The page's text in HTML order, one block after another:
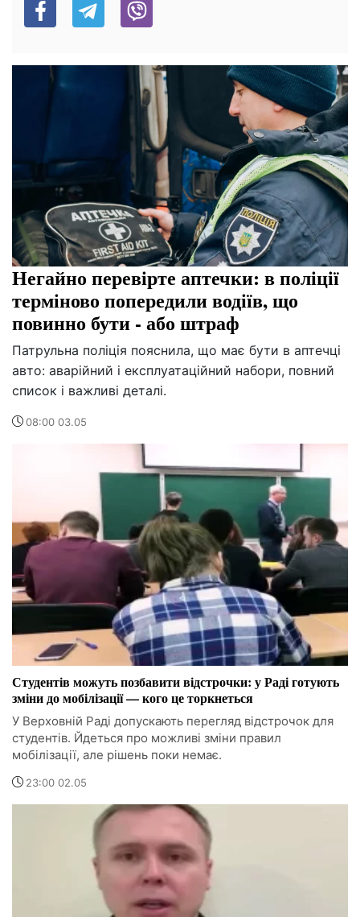
Негайно перевірте аптечки: в поліції
терміново попередили водіїв, що
повинно бути - або штраф
Патрульна поліція пояснила, що має бути в аптечці
авто: аварійний і експлуатаційний набори, повний
список і важливі деталі.
08:00 03.05
Студентів можуть позбавити відстрочки: у Раді готують
зміни до мобілізації — кого це торкнеться
У Верховній Раді допускають перегляд відстрочок для
студентів. Йдеться про можливі зміни правил
мобілізації, але рішень поки немає.
23:00 02.05